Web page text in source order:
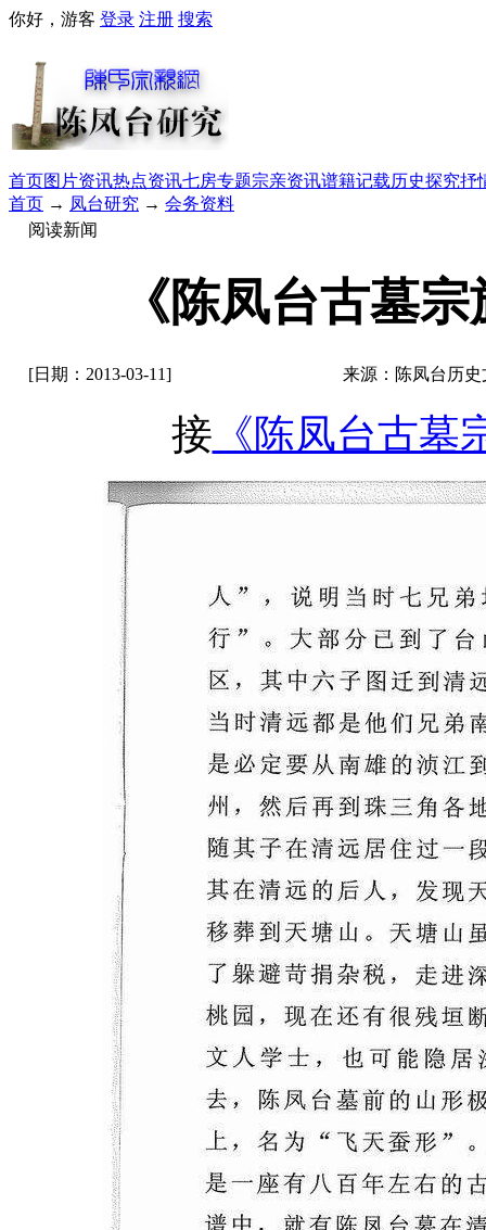
你好，游客 登录 注册 搜索
首页图片资讯热点资讯七房专题宗亲资讯谱籍记载历史探究抒
首页 → 凤台研究 → 会务资料
阅读新闻
《陈凤台古墓
[日期：2013-03-11] 来源：陈凤台历
接 《陈凤台古